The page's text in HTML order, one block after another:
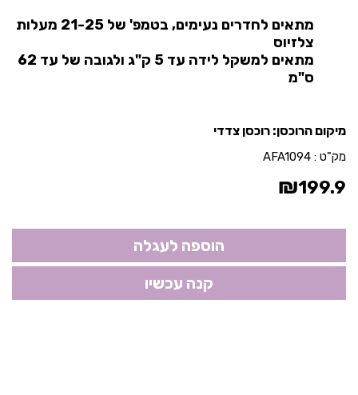
מתאים לחדרים נעימים, בטמפ' של 21-25 מעלות
צלזיוס
מתאים למשקל לידה עד 5 ק"ג ולגובה של עד 62
ס"מ
מיקום הרוכסן: רוכסן צדדי
מק"ט : AFA1094
₪199.9